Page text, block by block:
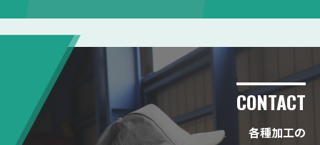
CONTACT
各種加工の